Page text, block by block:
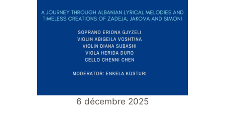
6 décembre 2025